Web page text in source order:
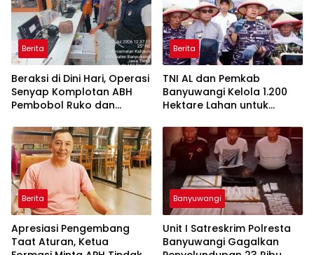
Berita
Beraksi di Dini Hari, Operasi
Senyap Komplotan ABH
Pembobol Ruko dan
Macan Blambangan
Berita
TNI AL dan Pemkab
Banyuwangi Kelola 1.200
Hektare Lahan untuk
Nasional
Berita
Apresiasi Pengembang
Taat Aturan, Ketua
Banyuwangi
Unit I Satreskrim Polresta
Banyuwangi Gagalkan